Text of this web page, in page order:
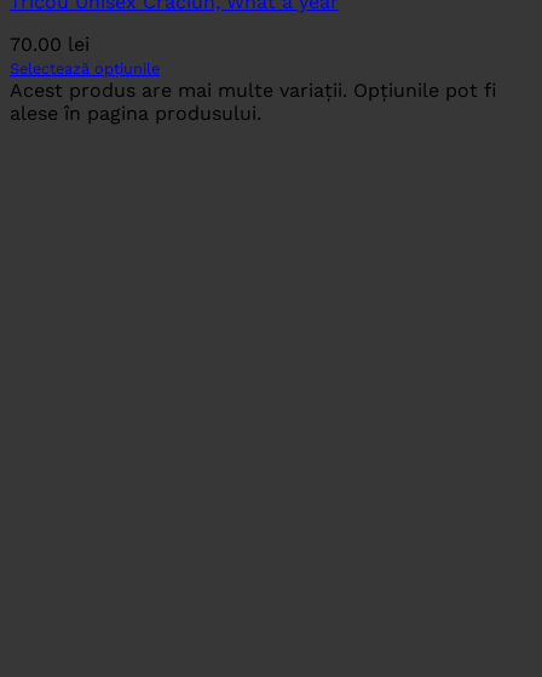
70.00 lei
Selectează opțiunile
Acest produs are mai multe variații. Opțiunile pot fi
alese în pagina produsului.